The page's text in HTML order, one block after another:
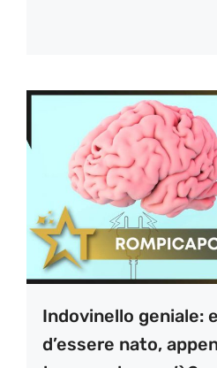
Indovinello geniale:
d’essere nato,